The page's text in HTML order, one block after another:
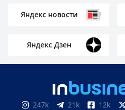
Яндекс новости
Яндекс Дзен
247k 21k 12k